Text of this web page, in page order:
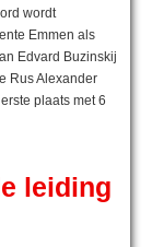
wordt
Emmen als
Edvard Buzinskij
Rus Alexander
plaats met 6
leiding